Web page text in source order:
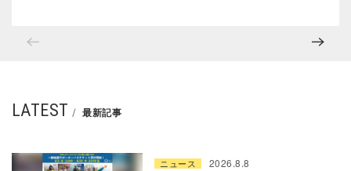
LATEST 最新記事
ニュース 2026.8.8